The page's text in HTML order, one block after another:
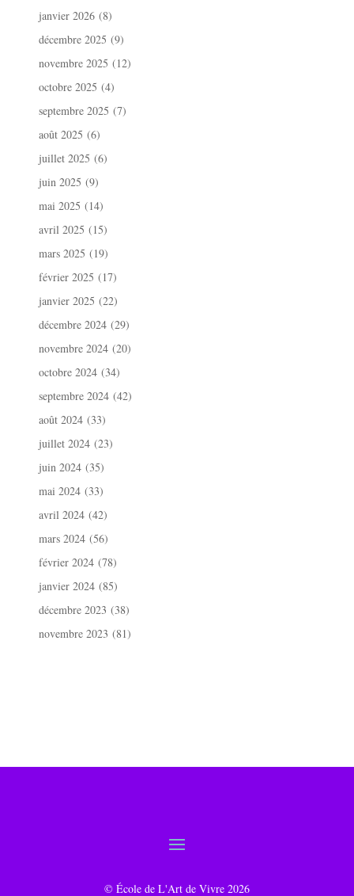
janvier 2026 (8)
décembre 2025 (9)
novembre 2025 (12)
octobre 2025 (4)
septembre 2025 (7)
août 2025 (6)
juillet 2025 (6)
juin 2025 (9)
mai 2025 (14)
avril 2025 (15)
mars 2025 (19)
février 2025 (17)
janvier 2025 (22)
décembre 2024 (29)
novembre 2024 (20)
octobre 2024 (34)
septembre 2024 (42)
août 2024 (33)
juillet 2024 (23)
juin 2024 (35)
mai 2024 (33)
avril 2024 (42)
mars 2024 (56)
février 2024 (78)
janvier 2024 (85)
décembre 2023 (38)
novembre 2023 (81)
© École de L'Art de Vivre 2026